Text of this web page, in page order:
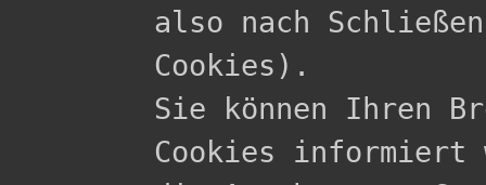
also nach
Cookies).
Sie können Ihren
Cookies informiert